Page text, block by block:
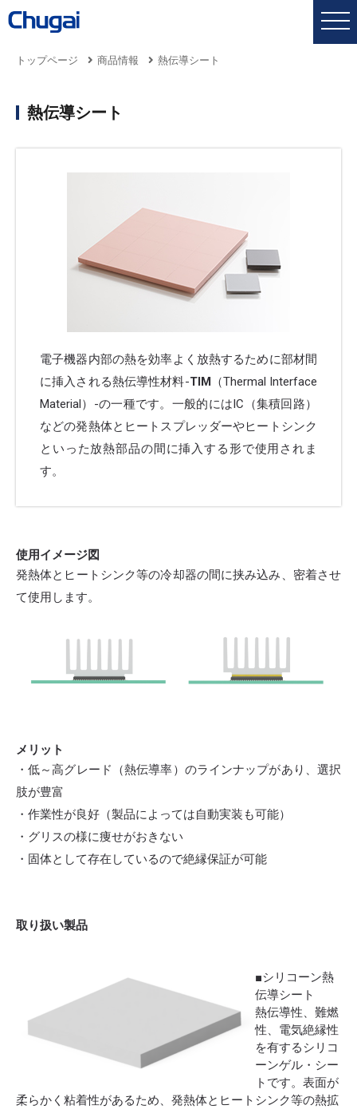
トップページ 商品情報 熱伝導シート
熱伝導シート
電子機器内部の熱を効率よく放熱するために部材間
に挿入される熱伝導性材料-TIM （Thermal Interface
Material）-の一種です。一般的にはIC（集積回路）
などの発熱体とヒートスプレッダーやヒートシンク
といった放熱部品の間に挿入する形で使用されま
す。
使用イメージ図
発熱体とヒートシンク等の冷却器の間に挟み込み、密着させ
て使用します。
メリット
・低～高グレード（熱伝導率）のラインナップがあり、選択
肢が豊富
・作業性が良好（製品によっては自動実装も可能）
・グリスの様に痩せがおきない
・固体として存在しているので絶縁保証が可能
取り扱い製品
■シリコーン熱
伝導シート
熱伝導性、難燃
性、電気絶縁性
を有するシリコ
ーンゲル・シー
トです。表面が
柔らかく粘着性があるため、発熱体とヒートシンク等の熱拡